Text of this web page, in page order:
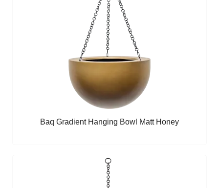
Baq Gradient Hanging Bowl Matt Honey